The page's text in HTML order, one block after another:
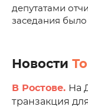
депутатами
заседания
Новости
В Ростове. На
транзакция